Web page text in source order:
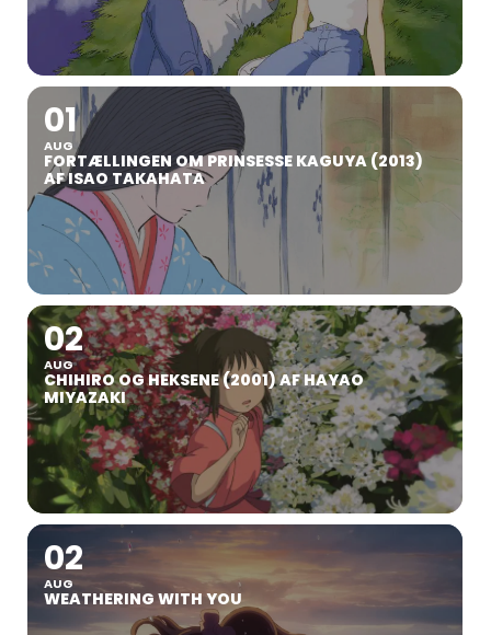
01
AUG
FORTÆLLINGEN OM PRINSESSE KAGUYA (2013)
AF ISAO TAKAHATA
02
AUG
CHIHIRO OG HEKSENE (2001) AF HAYAO
MIYAZAKI
02
AUG
WEATHERING WITH YOU